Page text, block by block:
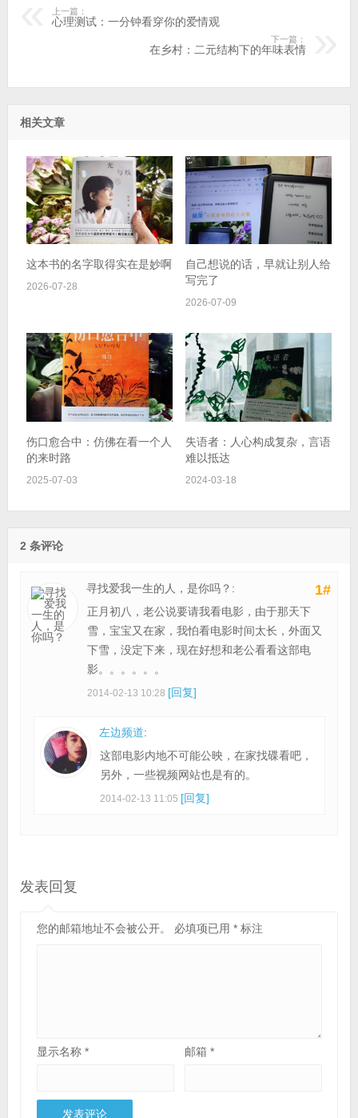
上一篇：
心理测试：一分钟看穿你的爱情观
下一篇：
在乡村：二元结构下的年味表情
相关文章
这本书的名字取得实在是妙啊
2026-07-28
自己想说的话，早就让别人给
写完了
2026-07-09
伤口愈合中：仿佛在看一个人
的来时路
2025-07-03
失语者：人心构成复杂，言语
难以抵达
2024-03-18
2 条评论
1#
寻找爱我一生的人，是你吗？:
正月初八，老公说要请我看电影，由于那天下
雪，宝宝又在家，我怕看电影时间太长，外面又
下雪，没定下来，现在好想和老公看看这部电
影。。。。。。
2014-02-13 10:28 [回复]
左边频道:
这部电影内地不可能公映，在家找碟看吧，
另外，一些视频网站也是有的。
2014-02-13 11:05 [回复]
发表回复
您的邮箱地址不会被公开。 必填项已用 *标注
显示名称 * 邮箱*